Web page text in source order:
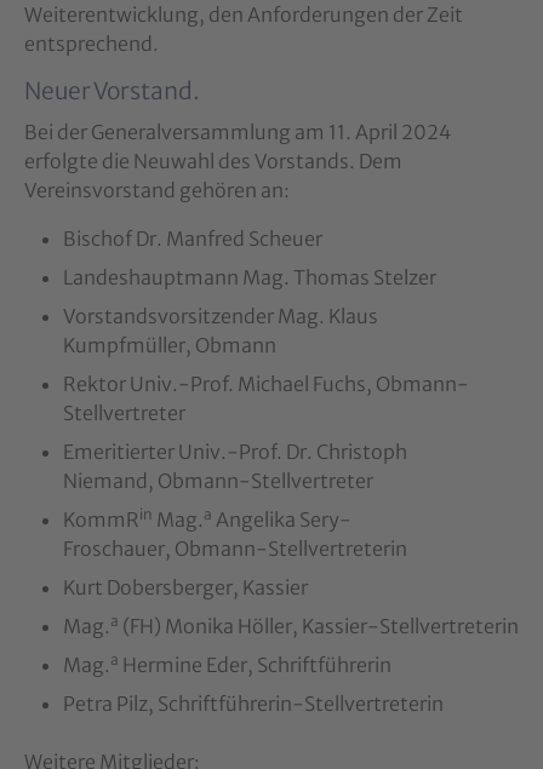
Weiterentwicklung, den Anforderungen der Zeit
entsprechend.
Neuer Vorstand.
Bei der Generalversammlung am 11. April 2024
erfolgte die Neuwahl des Vorstands. Dem
Vereinsvorstand gehören an:
Bischof Dr. Manfred Scheuer
Landeshauptmann Mag. Thomas Stelzer
Vorstandsvorsitzender Mag. Klaus
Kumpfmüller, Obmann
Rektor Univ.-Prof. Michael Fuchs, Obmann-
Stellvertreter
Emeritierter Univ.-Prof. Dr. Christoph
Niemand, Obmann-Stellvertreter
KommR in Mag. a Angelika Sery-
Froschauer, Obmann-Stellvertreterin
Kurt Dobersberger, Kassier
Mag. a (FH) Monika Höller, Kassier-Stellvertreterin
Mag. a Hermine Eder, Schriftführerin
Petra Pilz, Schriftführerin-Stellvertreterin
Weitere Mitglieder: